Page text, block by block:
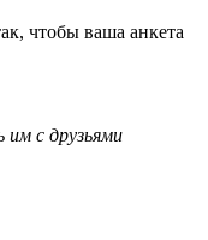
чтобы ваша анкета
им с друзьями